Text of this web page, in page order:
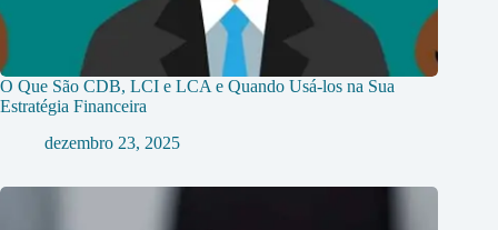
O Que São CDB, LCI e LCA e Quando Usá-los na Sua
Estratégia Financeira
dezembro 23, 2025